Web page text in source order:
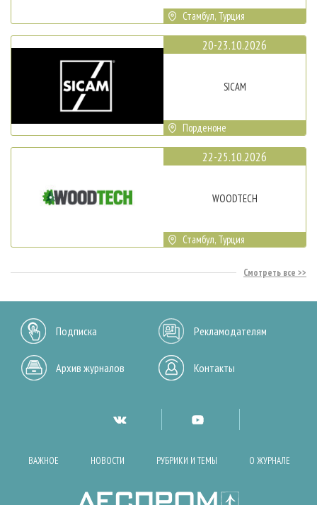
Стамбул, Турция
20-23.10.2026
SICAM
Порденоне
22-25.10.2026
WOODTECH
Стамбул, Турция
Смотреть все
Подписка Рекламодателям
Архив журналов Контакты
ВАЖНОЕ НОВОСТИ РУБРИКИ И ТЕМЫ О ЖУРНАЛЕ